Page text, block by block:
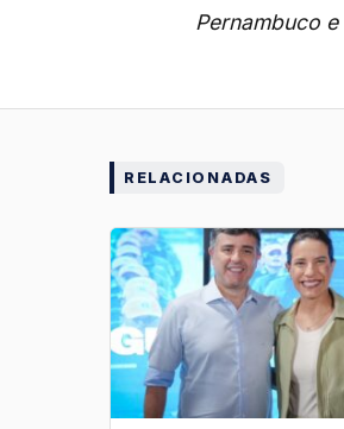
Pernambuco
RELACIONADAS